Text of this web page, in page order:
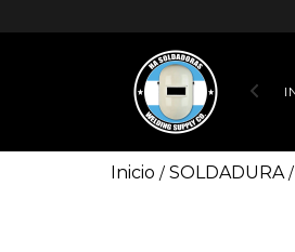
Inicio / SOLDADURA /